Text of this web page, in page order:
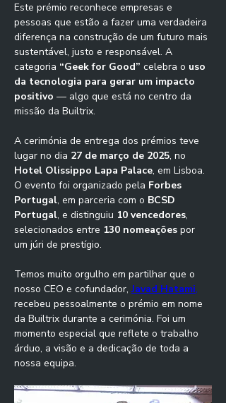
Este prémio reconhece empresas e
pessoas que estão a fazer uma verdadeira
diferença na construção de um futuro mais
sustentável, justo e responsável. A
categoria “Geek for Good” celebra o uso
da tecnologia para gerar um impacto
positivo — algo que está no centro da
missão da Builtrix.
A cerimónia de entrega dos prémios teve
lugar no dia 27 de março de 2025, no
Hotel Olissippo Lapa Palace, em Lisboa.
O evento foi organizado pela Forbes
Portugal, em parceria com o BCSD
Portugal, e distinguiu 10 vencedores,
selecionados entre 130 nomeações por
um júri de prestígio.
Temos muito orgulho em partilhar que o
nosso CEO e cofundador, Javad Hatami,
recebeu pessoalmente o prémio em nome
da Builtrix durante a cerimónia. Foi um
momento especial que reflete o trabalho
árduo, a visão e a dedicação de toda a
nossa equipa.